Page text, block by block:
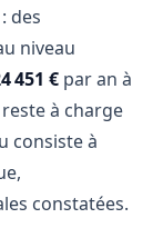
des
niveau
451 € par an à
à charge
consiste à
constatées.